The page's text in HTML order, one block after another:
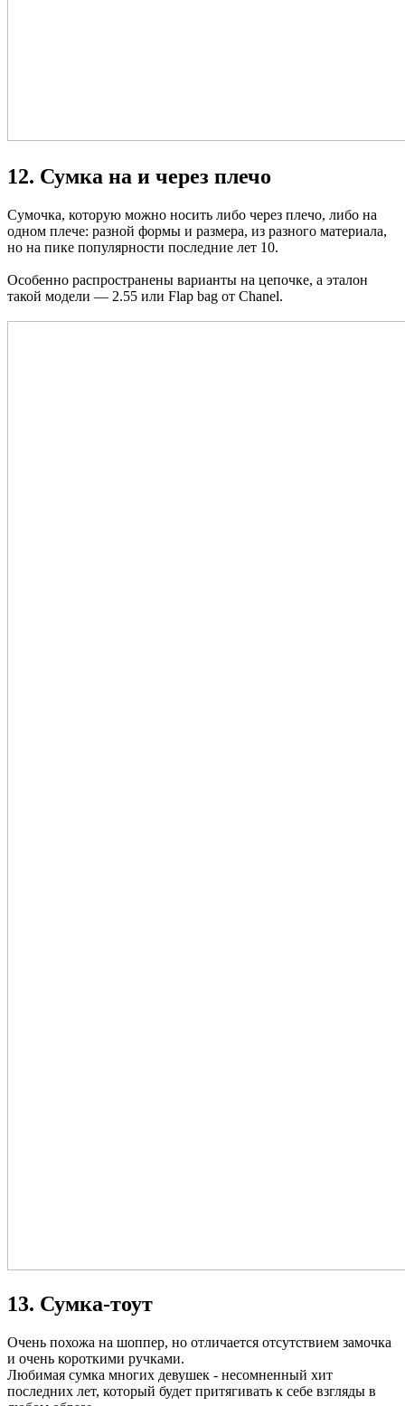
12. Сумка на и через плечо
Сумочка, которую можно носить либо через плечо, либо на
одном плече: разной формы и размера, из разного материала,
но на пике популярности последние лет 10.
Особенно распространены варианты на цепочке, а эталон
такой модели — 2.55 или Flap bag от Chanel.
13. Сумка-тоут
Очень похожа на шоппер, но отличается отсутствием замочка
и очень короткими ручками.
Любимая сумка многих девушек - несомненный хит
последних лет, который будет притягивать к себе взгляды в